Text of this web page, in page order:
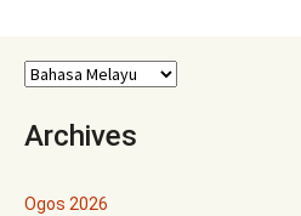
Archives
Ogos 2026